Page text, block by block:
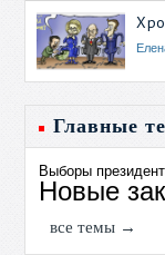
Главные
Выборы
Новые
все темы →